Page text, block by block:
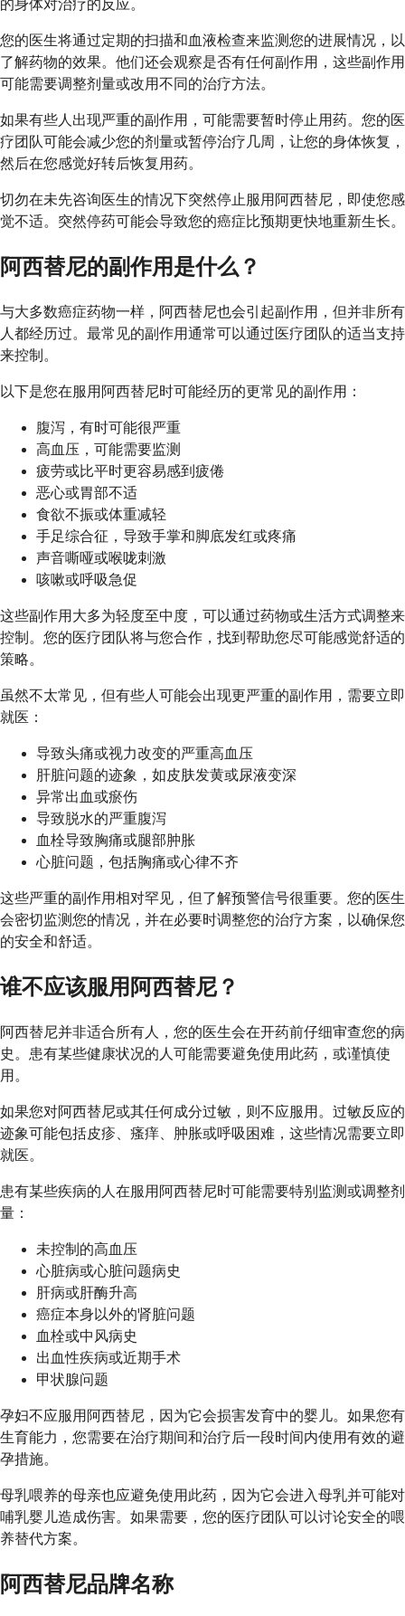
的身体对治疗的反应。
您的医生将通过定期的扫描和血液检查来监测您的进展情况，以
了解药物的效果。他们还会观察是否有任何副作用，这些副作用
可能需要调整剂量或改用不同的治疗方法。
如果有些人出现严重的副作用，可能需要暂时停止用药。您的医
疗团队可能会减少您的剂量或暂停治疗几周，让您的身体恢复，
然后在您感觉好转后恢复用药。
切勿在未先咨询医生的情况下突然停止服用阿西替尼，即使您感
觉不适。突然停药可能会导致您的癌症比预期更快地重新生长。
阿西替尼的副作用是什么？
与大多数癌症药物一样，阿西替尼也会引起副作用，但并非所有
人都经历过。最常见的副作用通常可以通过医疗团队的适当支持
来控制。
以下是您在服用阿西替尼时可能经历的更常见的副作用：
腹泻，有时可能很严重
高血压，可能需要监测
疲劳或比平时更容易感到疲倦
恶心或胃部不适
食欲不振或体重减轻
手足综合征，导致手掌和脚底发红或疼痛
声音嘶哑或喉咙刺激
咳嗽或呼吸急促
这些副作用大多为轻度至中度，可以通过药物或生活方式调整来
控制。您的医疗团队将与您合作，找到帮助您尽可能感觉舒适的
策略。
虽然不太常见，但有些人可能会出现更严重的副作用，需要立即
就医：
导致头痛或视力改变的严重高血压
肝脏问题的迹象，如皮肤发黄或尿液变深
异常出血或瘀伤
导致脱水的严重腹泻
血栓导致胸痛或腿部肿胀
心脏问题，包括胸痛或心律不齐
这些严重的副作用相对罕见，但了解预警信号很重要。您的医生
会密切监测您的情况，并在必要时调整您的治疗方案，以确保您
的安全和舒适。
谁不应该服用阿西替尼？
阿西替尼并非适合所有人，您的医生会在开药前仔细审查您的病
史。患有某些健康状况的人可能需要避免使用此药，或谨慎使
用。
如果您对阿西替尼或其任何成分过敏，则不应服用。过敏反应的
迹象可能包括皮疹、瘙痒、肿胀或呼吸困难，这些情况需要立即
就医。
患有某些疾病的人在服用阿西替尼时可能需要特别监测或调整剂
量：
未控制的高血压
心脏病或心脏问题病史
肝病或肝酶升高
癌症本身以外的肾脏问题
血栓或中风病史
出血性疾病或近期手术
甲状腺问题
孕妇不应服用阿西替尼，因为它会损害发育中的婴儿。如果您有
生育能力，您需要在治疗期间和治疗后一段时间内使用有效的避
孕措施。
母乳喂养的母亲也应避免使用此药，因为它会进入母乳并可能对
哺乳婴儿造成伤害。如果需要，您的医疗团队可以讨论安全的喂
养替代方案。
阿西替尼品牌名称